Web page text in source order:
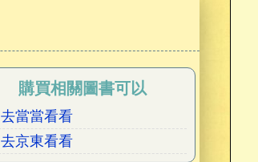
購買相關圖書可以
去當當看看
去京東看看